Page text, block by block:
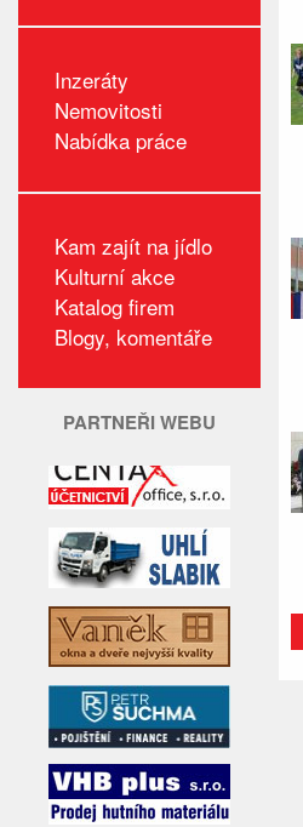
Inzeráty
Nemovitosti
Nabídka práce
Kam zajít na jídlo
Kulturní akce
Katalog firem
Blogy, komentáře
PARTNEŘI WEBU